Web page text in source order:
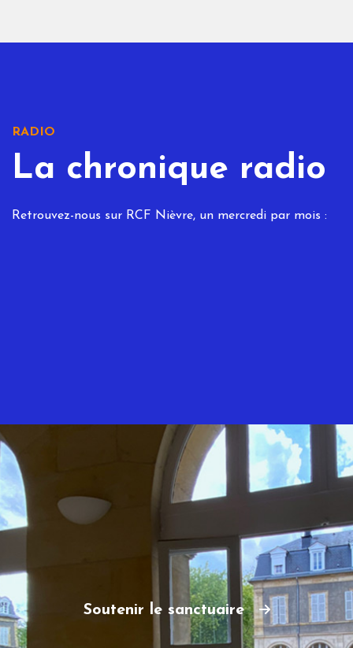
RADIO
La chronique radio
Retrouvez-nous sur RCF Nièvre, un mercredi par mois :
Soutenir le sanctuaire